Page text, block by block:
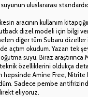
uluslararası
aracının kullanım
dizel modeli için bilgi
diğer tüm Subaru dizeller
açtım okudum. Yazan tek
suyu. Biraz araştırınca
özelliklerini oldukça
hepsinde Amine Free, Nitrite
Sadece pembe
eliyoruz.